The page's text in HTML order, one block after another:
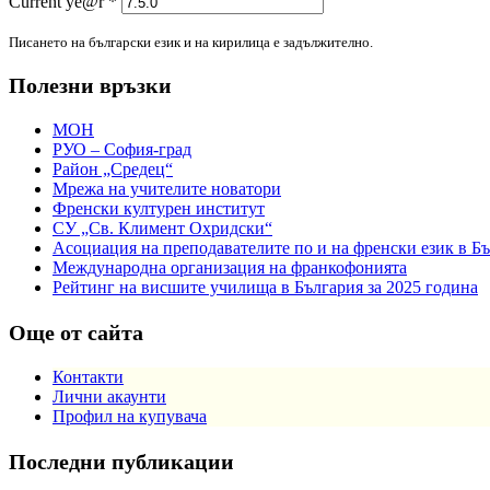
Писането на български език и на кирилица е задължително.
Полезни връзки
МОН
РУО – София-град
Район „Средец“
Мрежа на учителите новатори
Френски културен институт
СУ „Св. Климент Охридски“
Асоциация на преподавателите по и на френски език в
Международна организация на франкофонията
Рейтинг на висшите училища в България за 2025 година
Още от сайта
Контакти
Лични акаунти
Профил на купувача
Последни публикации